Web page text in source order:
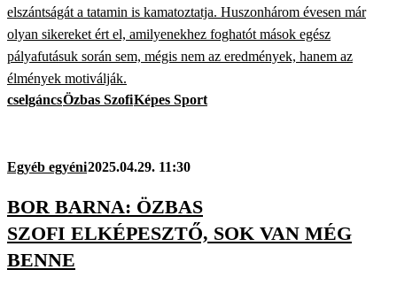
elszántságát a tatamin is kamatoztatja. Huszonhárom évesen már
olyan sikereket ért el, amilyenekhez foghatót mások egész
pályafutásuk során sem, mégis nem az eredmények, hanem az
élmények motiválják.
cselgáncsÖzbas SzofiKépes Sport
Egyéb egyéni2025.04.29. 11:30
BOR BARNA: ÖZBAS
SZOFI ELKÉPESZTŐ, SOK VAN MÉG
BENNE